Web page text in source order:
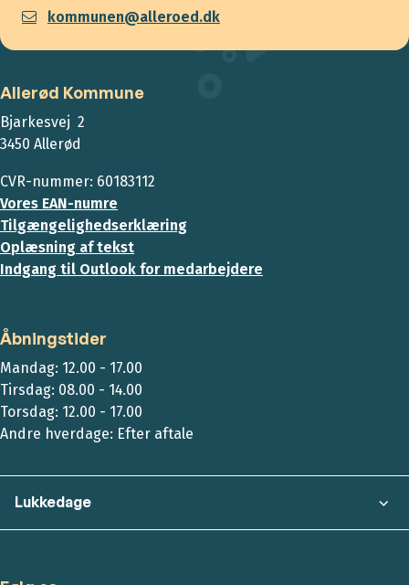
kommunen@alleroed.dk
Allerød Kommune
Bjarkesvej 2
3450 Allerød
CVR-nummer: 60183112
Vores EAN-numre
Tilgængelighedserklæring
Oplæsning af tekst
Indgang til Outlook for medarbejdere
Åbningstider
Mandag: 12.00 - 17.00
Tirsdag: 08.00 - 14.00
Torsdag: 12.00 - 17.00
Andre hverdage: Efter aftale
Lukkedage